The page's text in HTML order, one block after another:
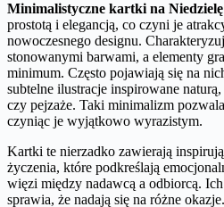
Minimalistyczne kartki na Niedzielę
prostotą i elegancją, co czyni je
nowoczesnego designu.
stonowanymi barwami, a elementy
minimum. Często pojawiają się na
subtelne ilustracje inspirowane
czy pejzaże. Taki minimalizm
czyniąc je wyjątkowo wyrazistym.
Kartki te nierzadko zawierają
życzenia, które podkreślają
więzi między nadawcą a odbiorcą. Ich
sprawia, że nadają się na różne